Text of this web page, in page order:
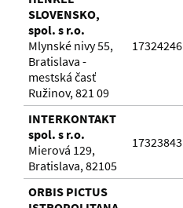
SLOVENSKO,
spol. s r.o.
Mlynské nivy 55,
Bratislava -
mestská časť
Ružinov, 821 09
17324246
INTERKONTAKT
spol. s r.o.
Mierová 129,
Bratislava, 82105
17323843
ORBIS PICTUS